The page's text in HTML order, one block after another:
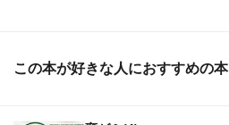
この本が好きな人におすすめの本